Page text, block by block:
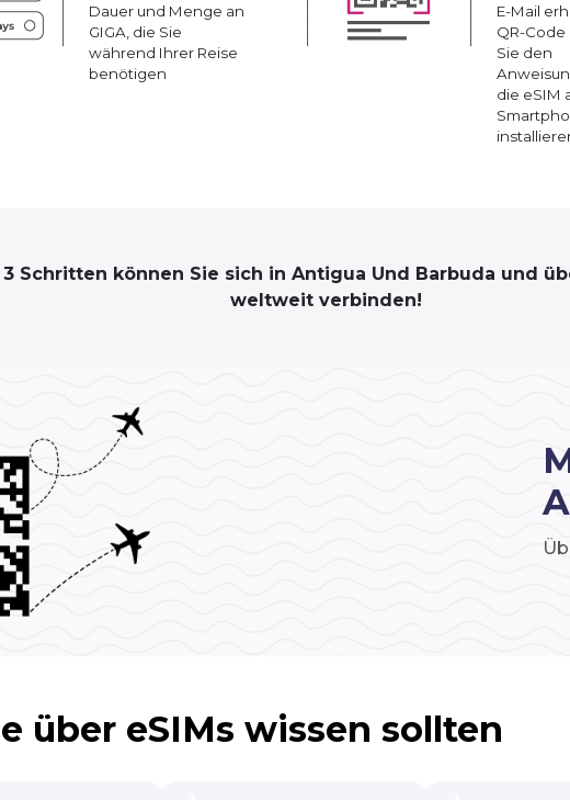
Dauer und Menge an
GIGA, die Sie
während Ihrer Reise
benötigen
E-Mail
QR-
Sie den
die eSIM
Schritten können Sie sich in Antigua Und Barbuda und
weltweit verbinden!
über eSIMs wissen sollten